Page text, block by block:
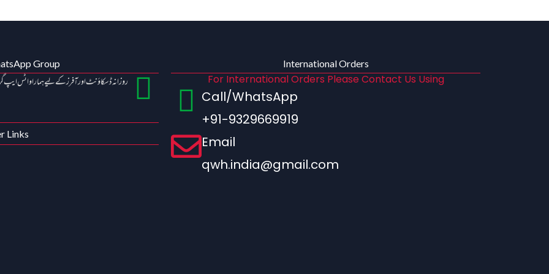
Group
روزانہ ڈسکاؤنٹ اور آفرز کے لیے ہمارا واٹس
Links
International Orders
For International Orders Please Contact Us Using
Call/WhatsApp
+91-9329669919
Email
qwh.india@gmail.com